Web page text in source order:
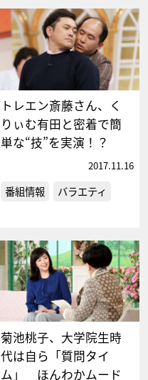
トレエン斎藤さん、く
りぃむ有田と密着で簡
単な“技”を実演！？
2017.11.16
番組情報 バラエティ
菊池桃子、大学院生時
代は自ら「質問タイ
ム」 ほんわかムード